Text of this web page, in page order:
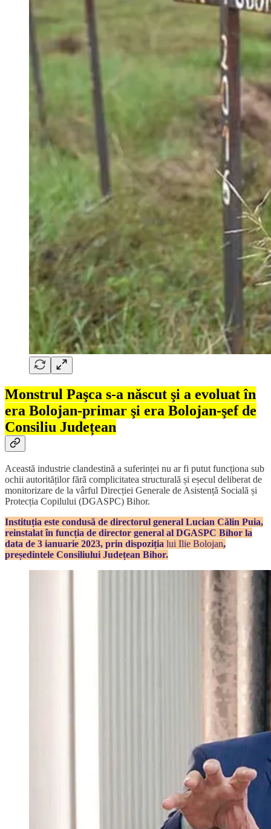
Monstrul Paşca s-a nǎscut şi a evoluat în
era Bolojan-primar şi era Bolojan-şef de
Consiliu Județean
Această industrie clandestină a suferinței nu ar fi putut funcționa sub
ochii autorităților fără complicitatea structurală și eșecul deliberat de
monitorizare de la vârful Direcției Generale de Asistență Socială și
Protecția Copilului (DGASPC) Bihor.
Instituția este condusă de directorul general Lucian Călin Puia,
reinstalat în funcția de director general al DGASPC Bihor la
data de 3 ianuarie 2023, prin dispoziția lui Ilie Bolojan,
președintele Consiliului Județean Bihor.